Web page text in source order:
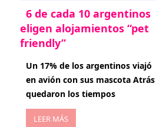
6 de cada 10 argentinos
eligen alojamientos “pet
friendly”
abril 27, 2026
Un 17% de los argentinos viajó
en avión con sus mascota Atrás
quedaron los tiempos
LEER MÁS